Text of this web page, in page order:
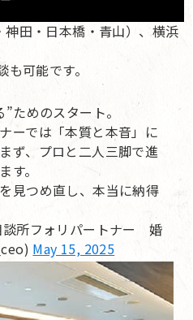
田・日本橋・青山）、横浜
可能です。
ためのスタート。
ーでは「本質と本音」に
ず、プロと二人三脚で進
す。
見つめ直し、本当に納得
所フォリパートナー 婚
May 15, 2025